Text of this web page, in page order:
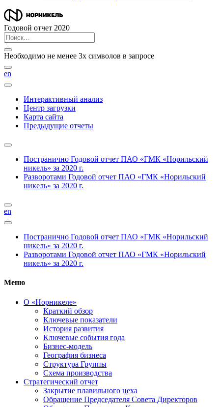
Годовой отчет 2020
Необходимо не менее 3х символов в запросе
en
Интерактивный анализ
Центр загрузки
Карта сайта
Предыдущие отчеты
Постранично Годовой отчет ПАО «ГМК «Норильский
никель» за 2020 г.
Разворотами Годовой отчет ПАО «ГМК «Норильский
никель» за 2020 г.
en
Постранично Годовой отчет ПАО «ГМК «Норильский
никель» за 2020 г.
Разворотами Годовой отчет ПАО «ГМК «Норильский
никель» за 2020 г.
Меню
О «Норникеле»
Краткий обзор
Ключевые показатели
История развития
Ключевые события года
Бизнес-модель
География бизнеса
Структура Группы
Схема производства
Стратегический отчет
Закрытие плавильного цеха
Обращение Председателя Совета Директоров